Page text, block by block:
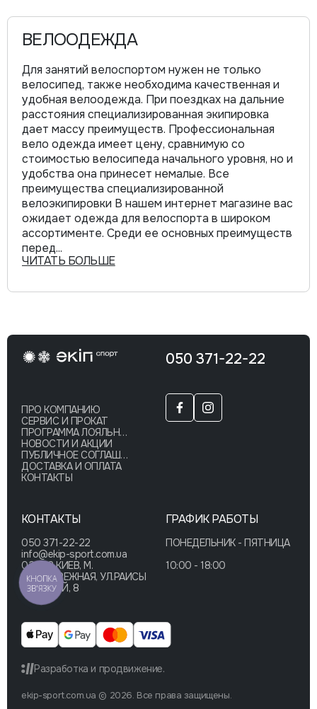
ВЕЛООДЕЖДА
Для занятий велоспортом нужен не только
велосипед, также необходима качественная и
удобная велоодежда. При поездках на дальние
расстояния специализированная экипировка
дает массу преимуществ. Профессиональная
вело одежда имеет цену, сравнимую со
стоимостью велосипеда начального уровня, но и
удобства она принесет немалые. Все
преимущества специализированной
велоэкипировки В нашем интернет магазине вас
ожидает одежда для велоспорта в широком
ассортименте. Среди ее основных преимуществ
перед...
ЧИТАТЬ БОЛЬШЕ
050 371-22-22
ПРО КОМПАНИЮ
СЕРВИС И ПРОКАТ
ПРОГРАММА ЛОЯЛЬНОСТИ
НОВОСТИ И АКЦИИ
ПУБЛИЧНОЕ СОГЛАШЕНИЕ
ДОСТАВКА И ОПЛАТА
КОНТАКТЫ
КОНТАКТЫ
050 371-22-22
info@ekip-sport.com.ua
02002 КИЕВ, М.
ЛЕВОБЕРЕЖНАЯ, УЛ.РАИСЫ
ОКИПНОЙ, 8
ГРАФИК РАБОТЫ
ПОНЕДЕЛЬНИК - ПЯТНИЦА
10:00 - 18:00
ekip-sport.com.ua © 2026. Все права защищены.
Разработка и продвижение.
КНОПКА
ЗВ'ЯЗКУ